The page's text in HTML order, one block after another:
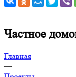
Частное
Главная
—